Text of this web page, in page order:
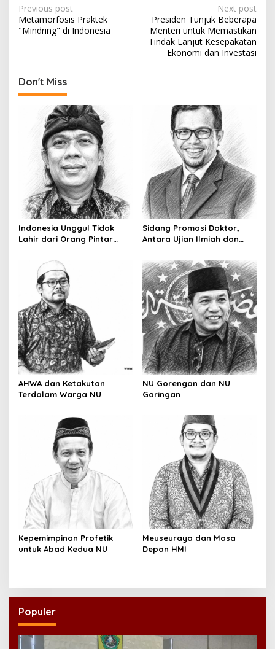
P
o
n
a
o
n
Previous post
Metamorfosis Praktek
"Mindring" di Indonesia
Next post
Presiden Tunjuk Beberapa
Menteri untuk Memastikan
Tindak Lanjut Kesepakatan
Ekonomi dan Investasi
Don't Miss
Indonesia Unggul Tidak
Lahir dari Orang Pintar
Sidang Promosi Doktor,
Antara Ujian Ilmiah dan
AHWA dan Ketakutan
Terdalam Warga NU
NU Gorengan dan NU
Garingan
Kepemimpinan Profetik
untuk Abad Kedua NU
Meuseuraya dan Masa
Depan HMI
Populer